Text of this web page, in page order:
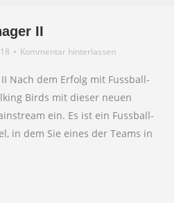
II
Kommentar hinterlassen
Nach dem Erfolg mit Fussball-
Birds mit dieser neuen
ein. Es ist ein Fussball-
in dem Sie eines der Teams in